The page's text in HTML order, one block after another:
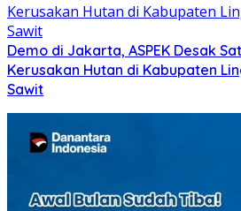
Demo di Jakarta, ASPEK Desak
Kerusakan Hutan di Kabupaten
Sawit